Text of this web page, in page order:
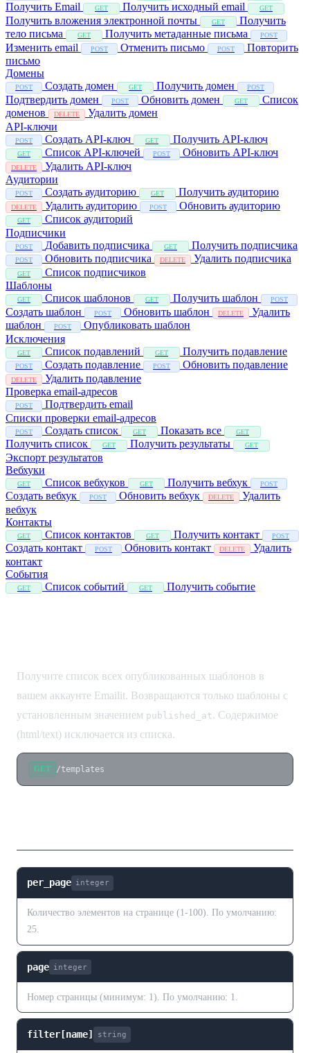
Получить Email GET Получить исходный email GET
Получить вложения электронной почты GET
Получить
тело письма
GET Получить метаданные письма POST
Изменить email POST Отменить письмо POST
Повторить
письмо
Домены
POST Создать домен GET Получить домен POST
Подтвердить домен POST Обновить домен GET
Список
доменов
DELETE
Удалить домен
API-ключи
POST Создать API-ключ GET Получить API-ключ
GET Список API-ключей POST Обновить API-ключ
DELETE
Удалить API-ключ
Аудитории
POST Создать аудиторию GET Получить аудиторию
DELETE Удалить аудиторию POST Обновить аудиторию
GET
Список аудиторий
Подписчики
POST Добавить подписчика GET Получить подписчика
POST Обновить подписчика DELETE Удалить подписчика
GET
Список подписчиков
Шаблоны
GET Список шаблонов GET Получить шаблон POST
Создать шаблон POST Обновить шаблон DELETE
Удалить
шаблон
POST
Опубликовать шаблон
Исключения
GET Список подавлений GET Получить подавление
POST Создать подавление POST Обновить подавление
DELETE
Удалить подавление
Проверка email-адресов
POST
Подтвердить email
Списки проверки email-адресов
POST Создать список GET Показать все GET
Получить список GET Получить результаты GET
Экспорт результатов
Вебхуки
GET Список вебхуков GET Получить вебхук POST
Создать вебхук POST Обновить вебхук DELETE
Удалить
вебхук
Контакты
GET Список контактов GET Получить контакт POST
Создать контакт POST Обновить контакт DELETE
Удалить
контакт
События
GET Список событий GET Получить событие
Получите список всех опубликованных шаблонов в
вашем аккаунте Emailit. Возвращаются только шаблоны с
установленным значением published_at. Содержимое
(html/text) исключается из списка.
GET /templates
per_page integer
Количество элементов на странице (1-100). По умолчанию:
25.
page integer
Номер страницы (минимум: 1). По умолчанию: 1.
filter[name] string